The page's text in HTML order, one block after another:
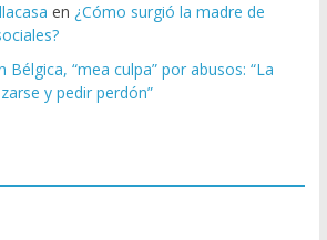
en ¿Cómo surgió la madre de
Bélgica, “mea culpa” por abusos: “La
y pedir perdón”